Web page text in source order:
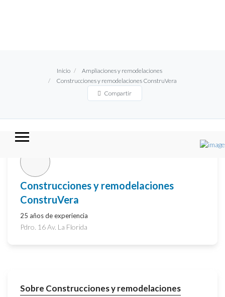
Inicio
Ampliaciones y remodelaciones
Construcciones y remodelaciones ConstruVera
Compartir
Construcciones y remodelaciones
ConstruVera
25 años de experiencia
Pdro. 16 Av. La Florida
Sobre Construcciones y remodelaciones